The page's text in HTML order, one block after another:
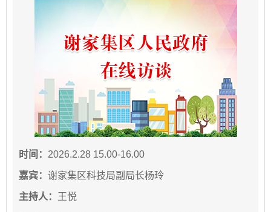
时间： 2026.2.28 15.00-16.00
嘉宾： 谢家集区科技局副局长杨玲
主持人： 王悦